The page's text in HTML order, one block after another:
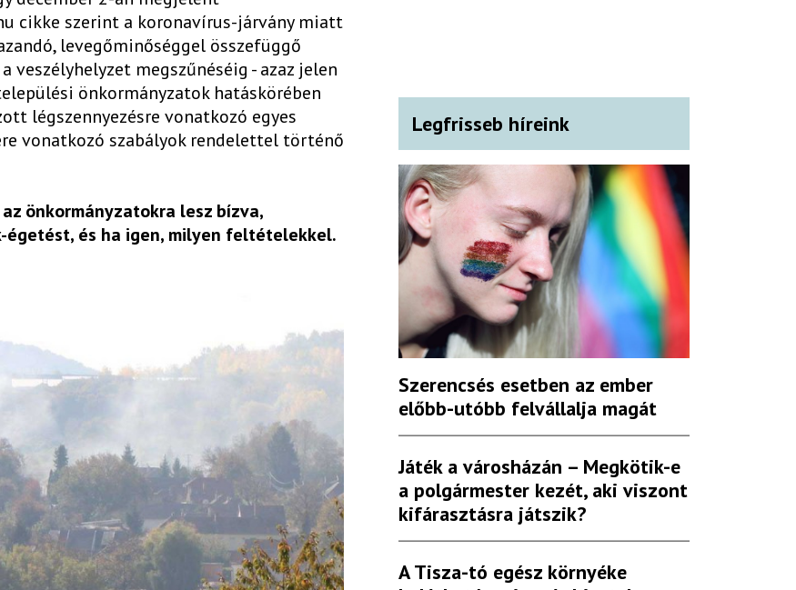
cikke szerint a koronavírus-járvány miatt
levegőminőséggel összefüggő
veszélyhelyzet megszűnéséig - azaz jelen
önkormányzatok hatáskörében
légszennyezésre vonatkozó egyes
vonatkozó szabályok rendelettel történő
önkormányzatokra lesz bízva,
és ha igen, milyen feltételekkel.
Legfrisseb híreink
Szerencsés esetben az ember
előbb-utóbb felvállalja magát
Játék a városházán – Megkötik-e
a polgármester kezét, aki viszont
kifárasztásra játszik?
A Tisza-tó egész környéke